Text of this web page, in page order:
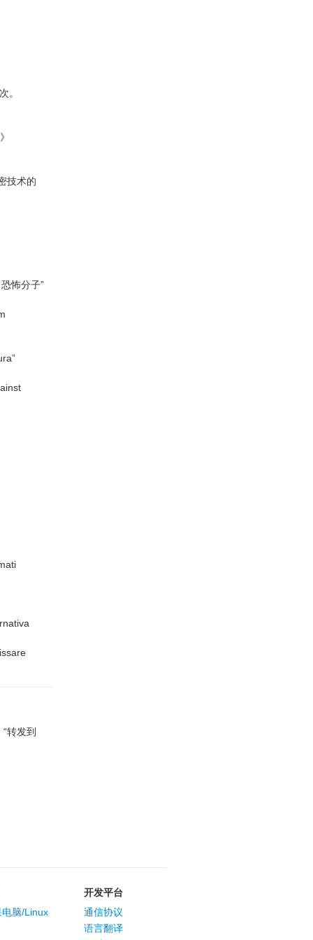
。
技术的
怖分子”
转发到
脑/Linux
开发平台
通信协议
语言翻译